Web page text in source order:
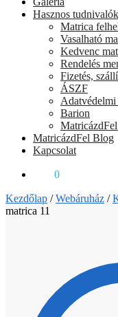
Hasznos tudnivalók
Matrica
Vasalható
Kedvenc
Rendelés
Fizetés,
ÁSZF
Barion
MatricázdFel Blog
Kapcsolat
0
Kezdőlap /Webáruház /
matrica 11